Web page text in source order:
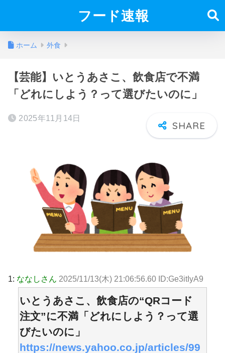
フード速報
ホーム 外食
【芸能】いとうあさこ、飲食店で不満
「どれにしよう？って選びたいのに」
2025年11月14日
1: ななしさん 2025/11/13(木) 21:06:56.60 ID:Ge3itIyA9
いとうあさこ、飲食店の“QRコード
注文”に不満「どれにしよう？って選
びたいのに」
https://news.yahoo.co.jp/articles/99